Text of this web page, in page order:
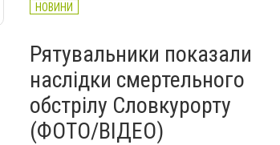
НОВИНИ
Рятувальники показали
наслідки смертельного
обстрілу Словкурорту
(ФОТО/ВІДЕО)